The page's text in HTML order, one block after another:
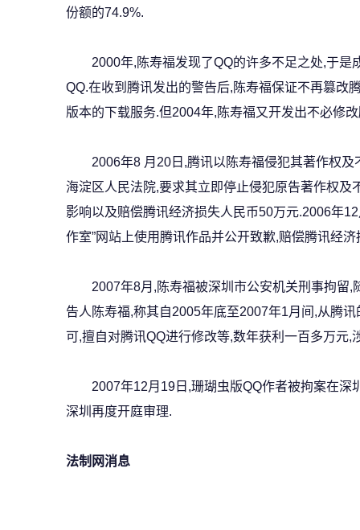
份额的74.9%.
2000年,陈寿福发现了QQ的许多不足之处,于是
QQ.在收到腾讯发出的警告后,陈寿福保证不再篡改
版本的下载服务.但2004年,陈寿福又开发出不必修
2006年8 月20日,腾讯以陈寿福侵犯其著作权及
海淀区人民法院,要求其立即停止侵犯原告著作权
影响以及赔偿腾讯经济损失人民币50万元.2006年
作室”网站上使用腾讯作品并公开致歉,赔偿腾讯经
2007年8月,陈寿福被深圳市公安机关刑事拘留,
告人陈寿福,称其自2005年底至2007年1月间,从腾
可,擅自对腾讯QQ进行修改等,数年获利一百多万元,
2007年12月19日,珊瑚虫版QQ作者被拘案在深
深圳再度开庭审理.
法制网消息